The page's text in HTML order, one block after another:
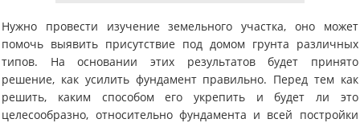
Нужно провести изучение земельного участка, оно может
помочь выявить присутствие под домом грунта различных
типов. На основании этих результатов будет принято
решение, как усилить фундамент правильно. Перед тем как
решить, каким способом его укрепить и будет ли это
целесообразно, относительно фундамента и всей постройки